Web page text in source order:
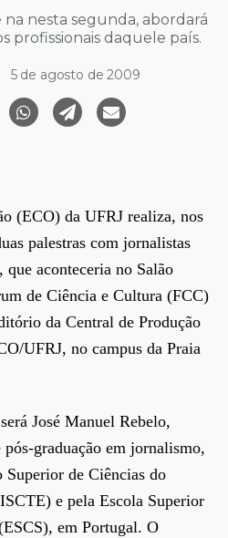
nesta segunda, abordará
profissionais daquele país.
5 de agosto de 2009
(ECO) da UFRJ realiza, nos
palestras com jornalistas
que aconteceria no Salão
de Ciência e Cultura (FCC)
da Central de Produção
UFRJ, no campus da Praia
José Manuel Rebelo,
graduação em jornalismo,
de Ciências do
e pela Escola Superior
em Portugal. O